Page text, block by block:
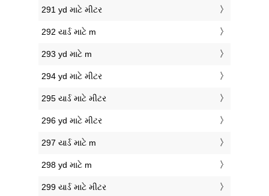
291 yd માટે મીટર
292 યાર્ડ માટે m
293 yd માટે m
294 yd માટે મીટર
295 યાર્ડ માટે મીટર
296 yd માટે મીટર
297 યાર્ડ માટે m
298 yd માટે m
299 યાર્ડ માટે મીટર